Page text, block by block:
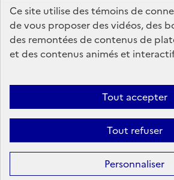
Ce site utilise des témoins de
de vous proposer des vidéos, des
des remontées de contenus de
et des contenus animés et
Tout accepter
Tout refuser
Personnaliser
data.gouv.fr legifrance.gouv.fr
service-public.gouv.fr
Mentions légales Accessibilité :
d’utilisation des témoins de connexion (cookies)
Plan du site
Sauf mention contraire, tous les contenus de ce